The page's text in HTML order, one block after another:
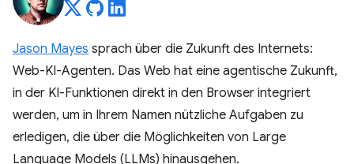
Jason Mayes sprach über die Zukunft des Internets:
Web-KI-Agenten. Das Web hat eine agentische Zukunft,
in der KI-Funktionen direkt in den Browser integriert
werden, um in Ihrem Namen nützliche Aufgaben zu
erledigen, die über die Möglichkeiten von Large
Language Models (LLMs) hinausgehen.